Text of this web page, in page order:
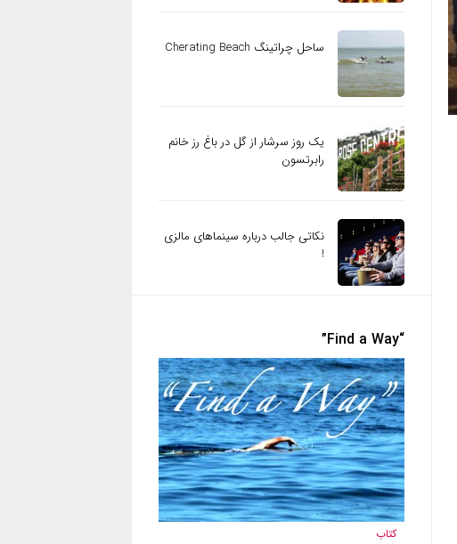
ساحل چراتینگ Cherating Beach
یک روز سرشار از گل در باغ رز خانم
رابرتسون
نکاتی جالب درباره سینماهای مالزی
!
“Find a Way”
کتاب